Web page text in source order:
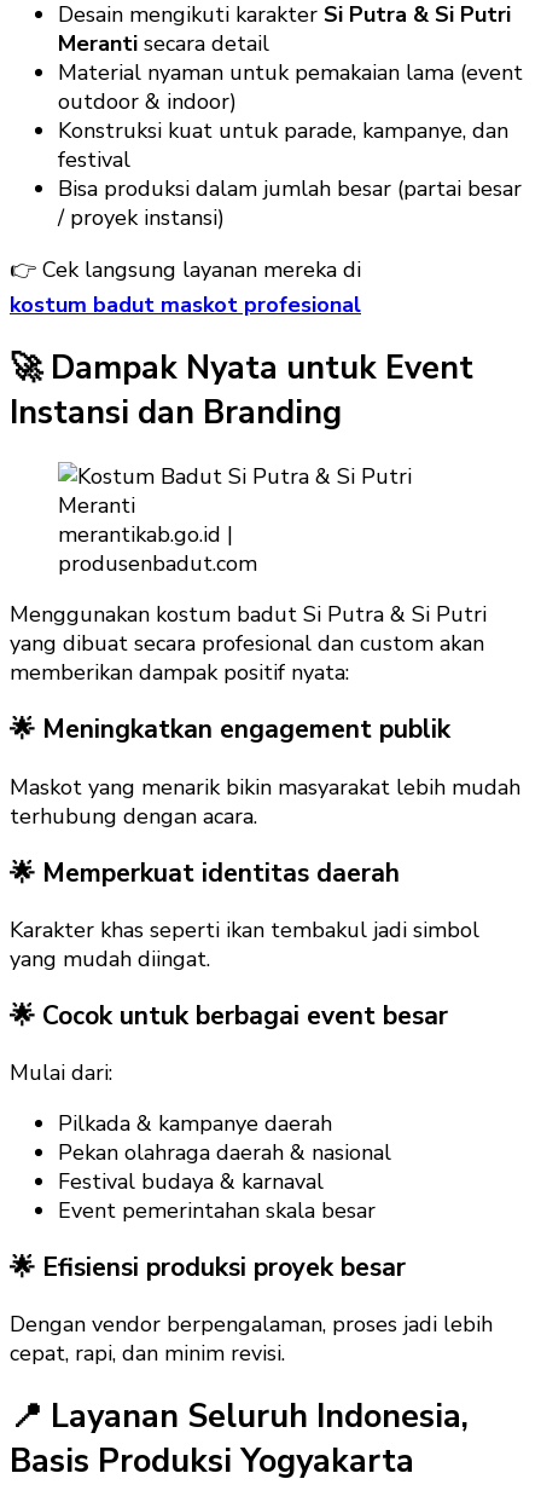
Desain mengikuti karakter Si Putra & Si Putri
Meranti secara detail
Material nyaman untuk pemakaian lama (event
outdoor & indoor)
Konstruksi kuat untuk parade, kampanye, dan
festival
Bisa produksi dalam jumlah besar (partai besar
/ proyek instansi)
👉 Cek langsung layanan mereka di
kostum badut maskot profesional
🚀 Dampak Nyata untuk Event
Instansi dan Branding
merantikab.go.id |
produsenbadut.com
Menggunakan kostum badut Si Putra & Si Putri
yang dibuat secara profesional dan custom akan
memberikan dampak positif nyata:
🌟 Meningkatkan engagement publik
Maskot yang menarik bikin masyarakat lebih mudah
terhubung dengan acara.
🌟 Memperkuat identitas daerah
Karakter khas seperti ikan tembakul jadi simbol
yang mudah diingat.
🌟 Cocok untuk berbagai event besar
Mulai dari:
Pilkada & kampanye daerah
Pekan olahraga daerah & nasional
Festival budaya & karnaval
Event pemerintahan skala besar
🌟 Efisiensi produksi proyek besar
Dengan vendor berpengalaman, proses jadi lebih
cepat, rapi, dan minim revisi.
📍 Layanan Seluruh Indonesia,
Basis Produksi Yogyakarta